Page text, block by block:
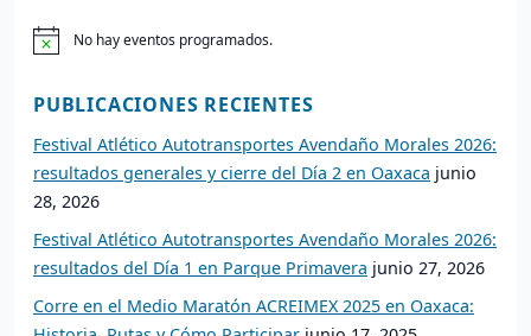
:
s
No hay eventos programados.
PUBLICACIONES RECIENTES
Festival Atlético Autotransportes Avendaño Morales 2026:
resultados generales y cierre del Día 2 en Oaxaca junio
28, 2026
Festival Atlético Autotransportes Avendaño Morales 2026:
resultados del Día 1 en Parque Primavera junio 27, 2026
Corre en el Medio Maratón ACREIMEX 2025 en Oaxaca: